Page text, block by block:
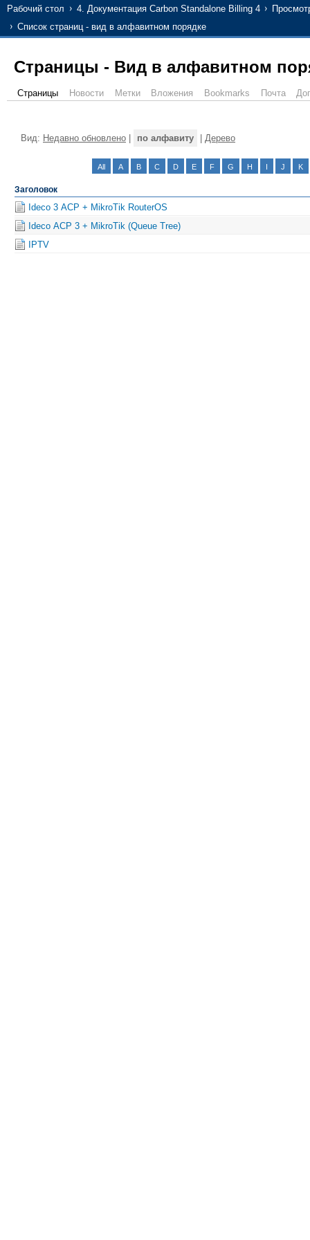
Рабочий стол 4. Документация Carbon Standalone Billing 4
Список страниц - вид в алфавитном порядке
Страницы - Вид в алфавитном
Страницы Новости Метки Вложения Bookmarks Почта
Вид: Недавно обновлено по алфавиту Дерево
All A B C D E F G H I J K
Заголовок
Ideco 3 АСР + MikroTik RouterOS
Ideco АСР 3 + MikroTik (Queue Tree)
IPTV